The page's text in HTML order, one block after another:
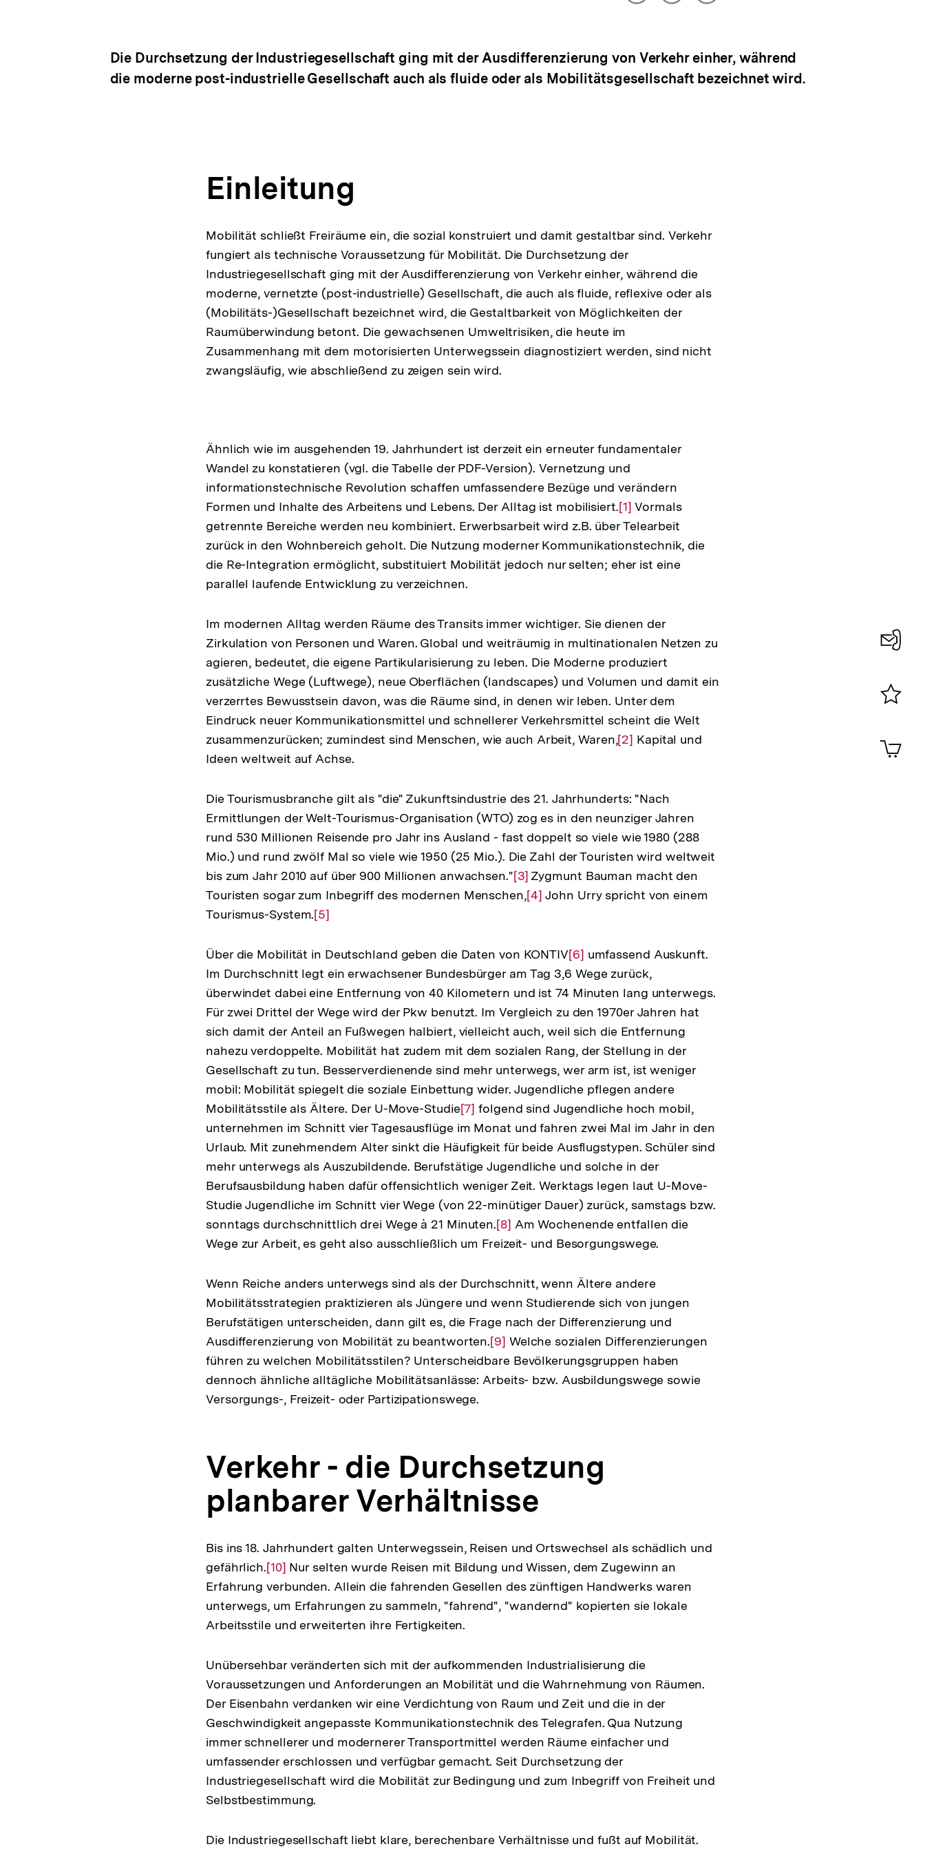
Die Durchsetzung der Industriegesellschaft ging mit der Ausdifferenzierung von Verkehr einher, während
die moderne post-industrielle Gesellschaft auch als fluide oder als Mobilitätsgesellschaft bezeichnet wird.
Einleitung
Mobilität schließt Freiräume ein, die sozial konstruiert und damit gestaltbar sind. Verkehr
fungiert als technische Voraussetzung für Mobilität. Die Durchsetzung der
Industriegesellschaft ging mit der Ausdifferenzierung von Verkehr einher, während die
moderne, vernetzte (post-industrielle) Gesellschaft, die auch als fluide, reflexive oder als
(Mobilitäts-)Gesellschaft bezeichnet wird, die Gestaltbarkeit von Möglichkeiten der
Raumüberwindung betont. Die gewachsenen Umweltrisiken, die heute im
Zusammenhang mit dem motorisierten Unterwegssein diagnostiziert werden, sind nicht
zwangsläufig, wie abschließend zu zeigen sein wird.
Ähnlich wie im ausgehenden 19. Jahrhundert ist derzeit ein erneuter fundamentaler
Wandel zu konstatieren (vgl. die Tabelle der PDF-Version). Vernetzung und
informationstechnische Revolution schaffen umfassendere Bezüge und verändern
Formen und Inhalte des Arbeitens und Lebens. Der Alltag ist mobilisiert.Zur
Auflösung
der
Fußnote
[1] Vormals
getrennte Bereiche werden neu kombiniert. Erwerbsarbeit wird z.B. über Telearbeit
zurück in den Wohnbereich geholt. Die Nutzung moderner Kommunikationstechnik, die
die Re-Integration ermöglicht, substituiert Mobilität jedoch nur selten; eher ist eine
parallel laufende Entwicklung zu verzeichnen.
Im modernen Alltag werden Räume des Transits immer wichtiger. Sie dienen der
Zirkulation von Personen und Waren. Global und weiträumig in multinationalen Netzen zu
agieren, bedeutet, die eigene Partikularisierung zu leben. Die Moderne produziert
zusätzliche Wege (Luftwege), neue Oberflächen (landscapes) und Volumen und damit ein
verzerrtes Bewusstsein davon, was die Räume sind, in denen wir leben. Unter dem
Eindruck neuer Kommunikationsmittel und schnellerer Verkehrsmittel scheint die Welt
zusammenzurücken; zumindest sind Menschen, wie auch Arbeit, Waren,Zur
Fußnote
[2] Kapital und
Ideen weltweit auf Achse.
Die Tourismusbranche gilt als "die" Zukunftsindustrie des 21. Jahrhunderts: "Nach
Ermittlungen der Welt-Tourismus-Organisation (WTO) zog es in den neunziger Jahren
rund 530 Millionen Reisende pro Jahr ins Ausland - fast doppelt so viele wie 1980 (288
Mio.) und rund zwölf Mal so viele wie 1950 (25 Mio.). Die Zahl der Touristen wird weltweit
bis zum Jahr 2010 auf über 900 Millionen anwachsen."Zur
Auflösung
[3] Zygmunt Bauman macht den
Touristen sogar zum Inbegriff des modernen Menschen,Zur
Fußnote
[4] John Urry spricht von einem
Tourismus-System.Zur
der
Fußnote
[5]
Über die Mobilität in Deutschland geben die Daten von KONTIVZur
Auflösung
der
Fußnote
[6] umfassend Auskunft.
Im Durchschnitt legt ein erwachsener Bundesbürger am Tag 3,6 Wege zurück,
überwindet dabei eine Entfernung von 40 Kilometern und ist 74 Minuten lang unterwegs.
Für zwei Drittel der Wege wird der Pkw benutzt. Im Vergleich zu den 1970er Jahren hat
sich damit der Anteil an Fußwegen halbiert, vielleicht auch, weil sich die Entfernung
nahezu verdoppelte. Mobilität hat zudem mit dem sozialen Rang, der Stellung in der
Gesellschaft zu tun. Besserverdienende sind mehr unterwegs, wer arm ist, ist weniger
mobil: Mobilität spiegelt die soziale Einbettung wider. Jugendliche pflegen andere
Mobilitätsstile als Ältere. Der U-Move-StudieZur
Auflösung
der
Fußnote
[7] folgend sind Jugendliche hoch mobil,
unternehmen im Schnitt vier Tagesausflüge im Monat und fahren zwei Mal im Jahr in den
Urlaub. Mit zunehmendem Alter sinkt die Häufigkeit für beide Ausflugstypen. Schüler sind
mehr unterwegs als Auszubildende. Berufstätige Jugendliche und solche in der
Berufsausbildung haben dafür offensichtlich weniger Zeit. Werktags legen laut U-Move-
Studie Jugendliche im Schnitt vier Wege (von 22-minütiger Dauer) zurück, samstags bzw.
sonntags durchschnittlich drei Wege à 21 Minuten.Zur
Auflösung
Fußnote
[8] Am Wochenende entfallen die
Wege zur Arbeit, es geht also ausschließlich um Freizeit- und Besorgungswege.
Wenn Reiche anders unterwegs sind als der Durchschnitt, wenn Ältere andere
Mobilitätsstrategien praktizieren als Jüngere und wenn Studierende sich von jungen
Berufstätigen unterscheiden, dann gilt es, die Frage nach der Differenzierung und
Ausdifferenzierung von Mobilität zu beantworten.Zur
Auflösung
der
[9] Welche sozialen Differenzierungen
führen zu welchen Mobilitätsstilen? Unterscheidbare Bevölkerungsgruppen haben
dennoch ähnliche alltägliche Mobilitätsanlässe: Arbeits- bzw. Ausbildungswege sowie
Versorgungs-, Freizeit- oder Partizipationswege.
Verkehr - die Durchsetzung
planbarer Verhältnisse
Bis ins 18. Jahrhundert galten Unterwegssein, Reisen und Ortswechsel als schädlich und
gefährlich.Zur
Auflösung
der
Fußnote
[10] Nur selten wurde Reisen mit Bildung und Wissen, dem Zugewinn an
Erfahrung verbunden. Allein die fahrenden Gesellen des zünftigen Handwerks waren
unterwegs, um Erfahrungen zu sammeln, "fahrend", "wandernd" kopierten sie lokale
Arbeitsstile und erweiterten ihre Fertigkeiten.
Unübersehbar veränderten sich mit der aufkommenden Industrialisierung die
Voraussetzungen und Anforderungen an Mobilität und die Wahrnehmung von Räumen.
Der Eisenbahn verdanken wir eine Verdichtung von Raum und Zeit und die in der
Geschwindigkeit angepasste Kommunikationstechnik des Telegrafen. Qua Nutzung
immer schnellerer und modernerer Transportmittel werden Räume einfacher und
umfassender erschlossen und verfügbar gemacht. Seit Durchsetzung der
Industriegesellschaft wird die Mobilität zur Bedingung und zum Inbegriff von Freiheit und
Selbstbestimmung.
Die Industriegesellschaft liebt klare, berechenbare Verhältnisse und fußt auf Mobilität.